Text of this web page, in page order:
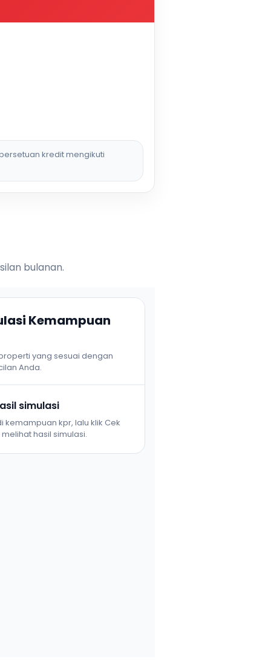
kredit mengikuti
bulanan.
Kemampuan
yang sesuai dengan
Anda.
simulasi
kemampuan kpr, lalu klik Cek
hasil simulasi.